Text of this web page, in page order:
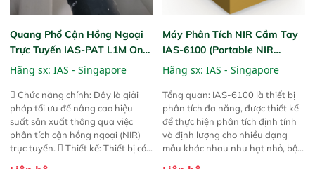
Quang Phổ Cận Hồng Ngoại
Trực Tuyến IAS-PAT L1M On-
Line NIR
Hãng sx: IAS - Singapore
 Chức năng chính: Đây là giải
pháp tối ưu để nâng cao hiệu
suất sản xuất thông qua việc
phân tích cận hồng ngoại (NIR)
trực tuyến.  Thiết kế: Thiết bị có
Máy Phân Tích NIR Cầm Tay
IAS-6100 (Portable NIR
Analyzer)
Hãng sx: IAS - Singapore
Tổng quan: IAS-6100 là thiết bị
phân tích đa năng, được thiết kế
để thực hiện phân tích định tính
và định lượng cho nhiều dạng
mẫu khác nhau như hạt nhỏ, bột,